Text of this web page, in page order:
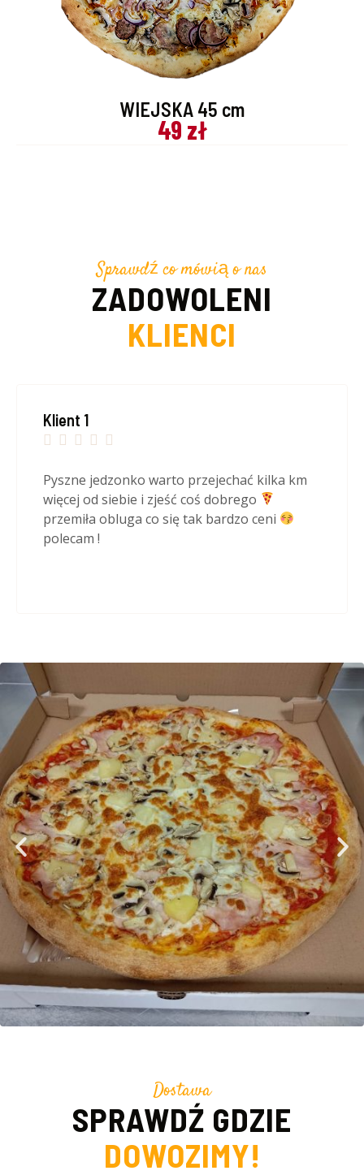
WIEJSKA 45 cm
49 zł
Sprawdź co mówią o nas
ZADOWOLENI
KLIENCI
Klient 1
    
Pyszne jedzonko warto przejechać kilka km
więcej od siebie i zjeść coś dobrego
przemiła obluga co się tak bardzo ceni
polecam !
Dostawa
SPRAWDŹ GDZIE
DOWOZIMY!